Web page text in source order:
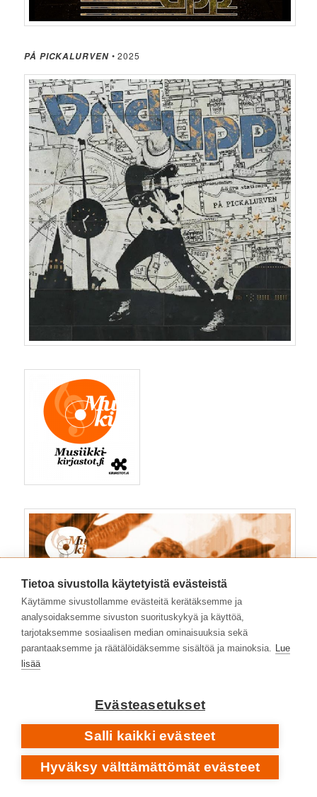
PÅ PICKALURVEN• 2025
Tietoa sivustolla käytetyistä evästeistä
Käytämme sivustollamme evästeitä kerätäksemme ja
analysoidaksemme sivuston suorituskykyä ja käyttöä,
tarjotaksemme sosiaalisen median ominaisuuksia sekä
parantaaksemme ja räätälöidäksemme sisältöä ja mainoksia. Lue
lisää
Evästeasetukset
Salli kaikki evästeet
Hyväksy välttämättömät evästeet